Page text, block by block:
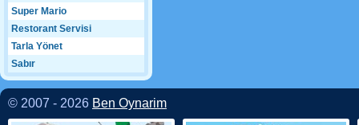
Super Mario
Restorant Servisi
Tarla Yönet
Sabır
© 2007 - 2026 Ben Oynarim